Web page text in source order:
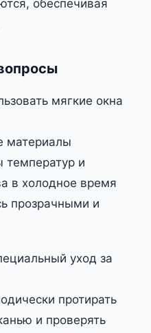
обеспечивая
мягкие окна
материалы
и
в холодное время
прозрачными и
уход за
протирать
и проверять